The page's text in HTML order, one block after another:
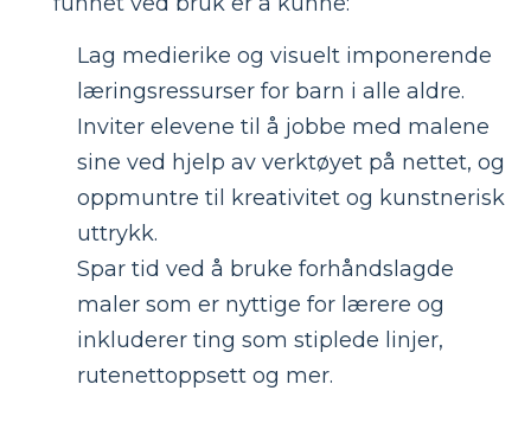
Lag medierike og visuelt imponerende
læringsressurser for barn i alle aldre.
Inviter elevene til å jobbe med malene
sine ved hjelp av verktøyet på nettet, og
oppmuntre til kreativitet og kunstnerisk
uttrykk.
Spar tid ved å bruke forhåndslagde
maler som er nyttige for lærere og
inkluderer ting som stiplede linjer,
rutenettoppsett og mer.